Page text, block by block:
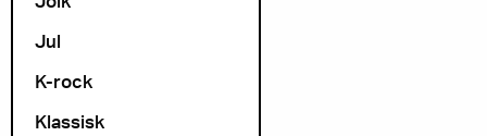
Jul
K-rock
Klassisk